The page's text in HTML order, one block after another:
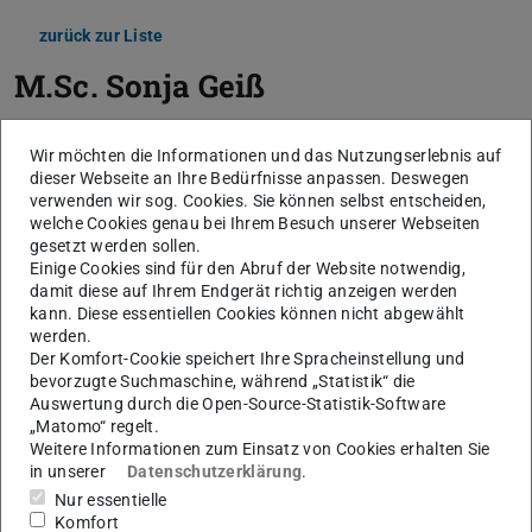
zurück zur Liste
M.Sc. Sonja Geiß
Wir möchten die Informationen und das Nutzungserlebnis auf
dieser Webseite an Ihre Bedürfnisse anpassen. Deswegen
verwenden wir sog. Cookies. Sie können selbst entscheiden,
welche Cookies genau bei Ihrem Besuch unserer Webseiten
gesetzt werden sollen.
Einige Cookies sind für den Abruf der Website notwendig,
damit diese auf Ihrem Endgerät richtig anzeigen werden
kann. Diese essentiellen Cookies können nicht abgewählt
werden.
Der Komfort-Cookie speichert Ihre Spracheinstellung und
bevorzugte Suchmaschine, während „Statistik“ die
Auswertung durch die Open-Source-Statistik-Software
„Matomo“ regelt.
Weitere Informationen zum Einsatz von Cookies erhalten Sie
in unserer
Datenschutzerklärung.
Nur essentielle
Komfort